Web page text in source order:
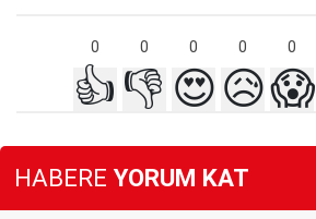
0 0 0 0 0
👍 👎 😍😥😱
HABERE YORUM KAT